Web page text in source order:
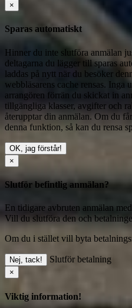
×
Sparas automatiskt
Hinner du inte slutföra anmälan
deltagarna du lägger till sparas
laddas på nytt när du besöker
webbläsarens cache rensas.
arrangören förrän du skickat in
tillgängliga klasser, avgifter och
återupptar din anmälan. Om du
denna funktion, så kan du rensa
OK, jag förstår!
×
Slutför befintlig anmälan?
En tidigare avbruten anmälan
Vill du slutföra den och
Om du i stället vill byta
Nej, tack! Slutför betalning
×
Viktig information!